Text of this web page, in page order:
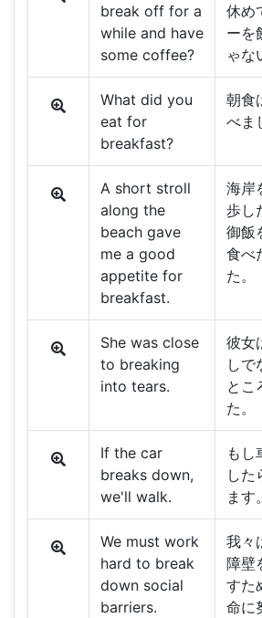
break off for a
while and have
some coffee?
休め
ーを
ゃな
What did you
eat for
breakfast?
朝食
べま
A short stroll
along the
beach gave
me a good
appetite for
breakfast.
海岸
歩し
御飯
食べ
た。
She was close
to breaking
into tears.
彼女
しで
とこ
た。
If the car
breaks down,
we'll walk.
もし
した
ます。
We must work
hard to break
down social
barriers.
我々
障壁
すた
命に